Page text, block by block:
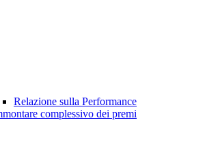
Relazione sulla Performance
complessivo dei premi